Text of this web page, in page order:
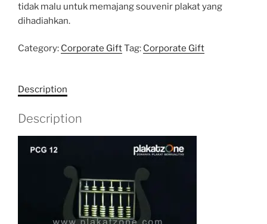
tidak malu untuk memajang souvenir plakat yang
dihadiahkan.
Category: Corporate GiftTag: Corporate Gift
Description
Description